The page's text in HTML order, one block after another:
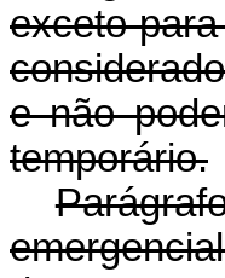
exceto
e não
temporário.